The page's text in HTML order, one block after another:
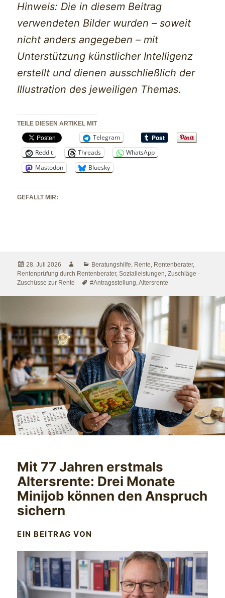
Hinweis: Die in diesem Beitrag
verwendeten Bilder wurden – soweit
nicht anders angegeben – mit
Unterstützung künstlicher Intelligenz
erstellt und dienen ausschließlich der
Illustration des jeweiligen Themas.
TEILE DIESEN ARTIKEL MIT
Telegram
Reddit
Threads
WhatsApp
Mastodon
Bluesky
GEFÄLLT MIR:
Veröffentlicht
am
28. Juli 2026 Autor Kategorien
Beratungshilfe, Rente, Rentenberater,
Rentenprüfung durch Rentenberater,Sozialleistungen,Zuschläge -
Zuschüsse zur Rente
Schlagwörter
#Antragsstellung,Altersrente
Mit 77 Jahren erstmals
Altersrente: Drei Monate
Minijob können den Anspruch
sichern
EIN BEITRAG VON